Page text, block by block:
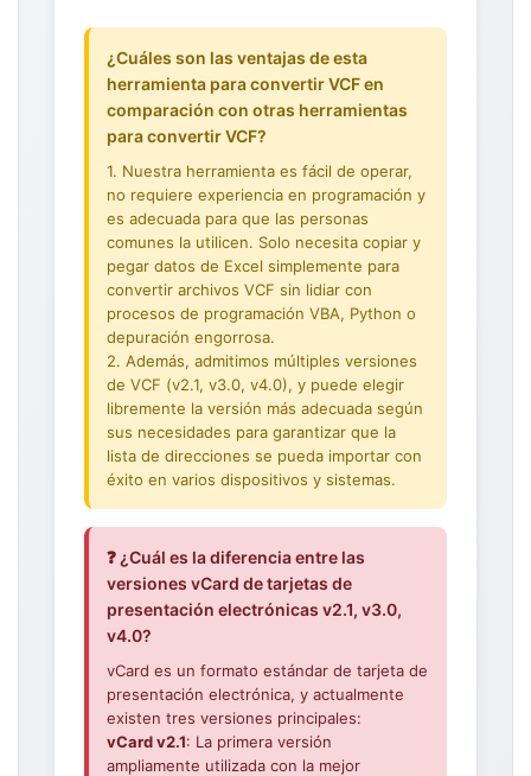
¿Cuáles son las ventajas de esta
herramienta para convertir VCF en
comparación con otras herramientas
para convertir VCF?
1. Nuestra herramienta es fácil de operar,
no requiere experiencia en programación y
es adecuada para que las personas
comunes la utilicen. Solo necesita copiar y
pegar datos de Excel simplemente para
convertir archivos VCF sin lidiar con
procesos de programación VBA, Python o
depuración engorrosa.
2. Además, admitimos múltiples versiones
de VCF (v2.1, v3.0, v4.0), y puede elegir
libremente la versión más adecuada según
sus necesidades para garantizar que la
lista de direcciones se pueda importar con
éxito en varios dispositivos y sistemas.
❓ ¿Cuál es la diferencia entre las
versiones vCard de tarjetas de
presentación electrónicas v2.1, v3.0,
v4.0?
vCard es un formato estándar de tarjeta de
presentación electrónica, y actualmente
existen tres versiones principales:
vCard v2.1: La primera versión
ampliamente utilizada con la mejor